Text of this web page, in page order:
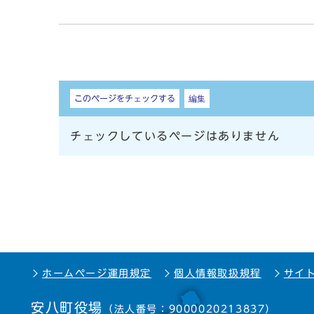
しおり
このページをチェックする 編集
チェックしているページはありません
ホームページ運用規定 個人情報取扱規程 サイ
安八町役場 （法人番号：9000020213837）